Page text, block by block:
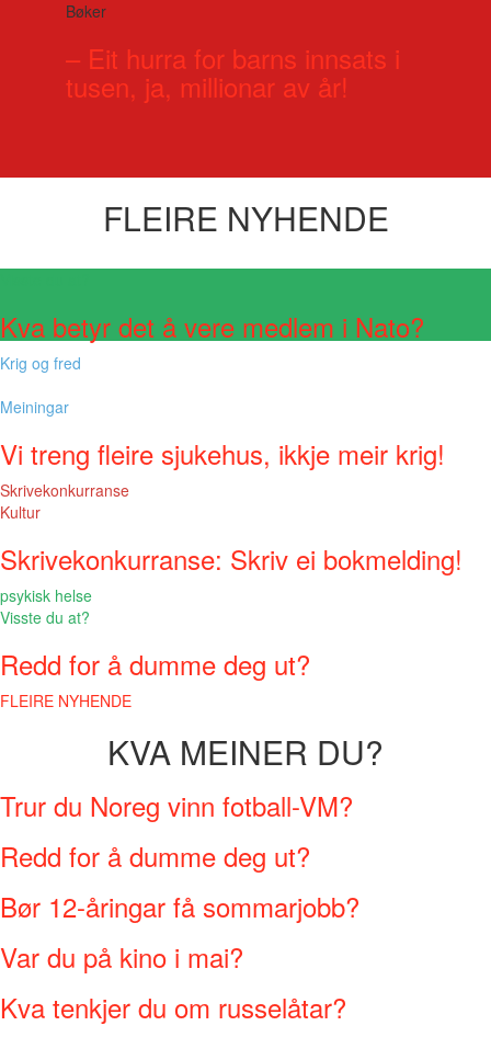
Bøker
– Eit hurra for barns innsats i
tusen, ja, millionar av år!
FLEIRE NYHENDE
Kva betyr det å vere medlem i Nato?
Krig og fred
Meiningar
Vi treng fleire sjukehus, ikkje meir krig!
Skrivekonkurranse
Kultur
Skrivekonkurranse: Skriv ei bokmelding!
psykisk helse
Visste du at?
Redd for å dumme deg ut?
FLEIRE NYHENDE
KVA MEINER DU?
Trur du Noreg vinn fotball-VM?
Redd for å dumme deg ut?
Bør 12-åringar få sommarjobb?
Var du på kino i mai?
Kva tenkjer du om russelåtar?